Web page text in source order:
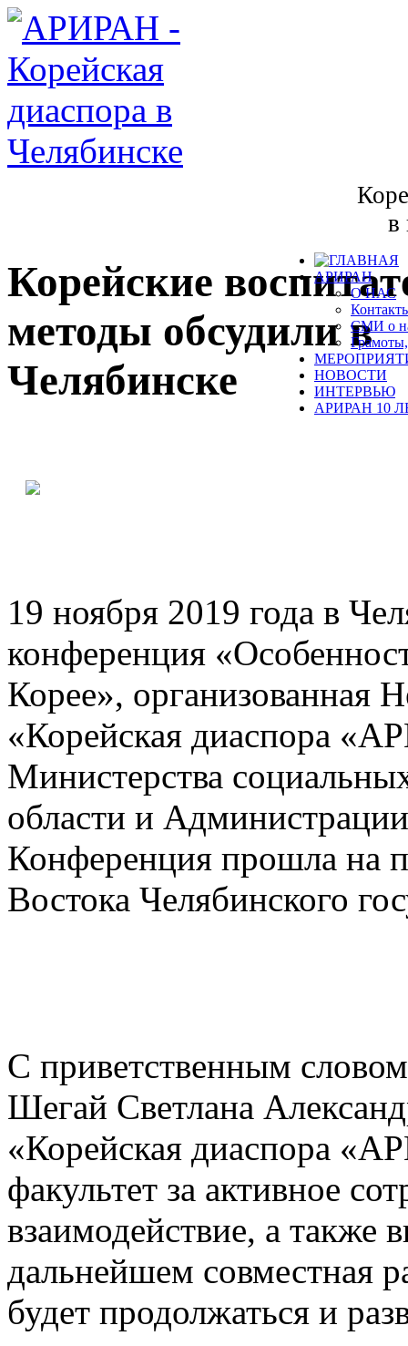
в
АРИРАН
О НАС
СМИ о
НОВОСТИ
ИНТЕРВЬЮ
АРИРАН 10
Корейские
методы обсудили в
Челябинске
19 ноября 2019 года в
конференция
Корее», организованная
«Корейская диаспора
Министерства
области и
Конференция прошла на
Востока Челябинского
С приветственным
Шегай Светлана
«Корейская диаспора
факультет за активное
взаимодействие, а также
дальнейшем совместная
будет продолжаться и